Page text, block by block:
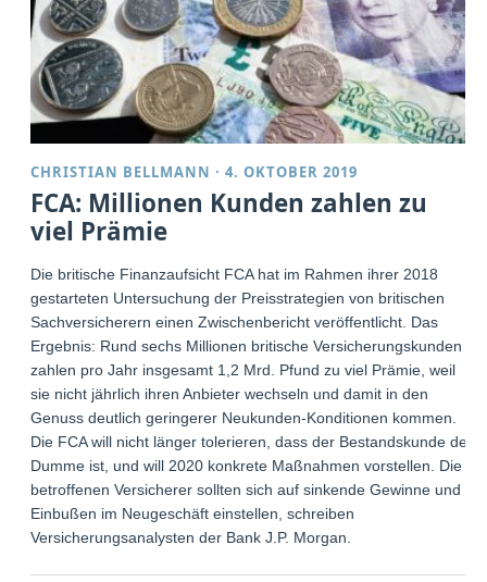
CHRISTIAN BELLMANN ·4. OKTOBER 2019
FCA: Millionen Kunden zahlen zu
viel Prämie
Die britische Finanzaufsicht FCA hat im Rahmen ihrer 2018
gestarteten Untersuchung der Preisstrategien von britischen
Sachversicherern einen Zwischenbericht veröffentlicht. Das
Ergebnis: Rund sechs Millionen britische Versicherungskunden
zahlen pro Jahr insgesamt 1,2 Mrd. Pfund zu viel Prämie, weil
sie nicht jährlich ihren Anbieter wechseln und damit in den
Genuss deutlich geringerer Neukunden-Konditionen kommen.
Die FCA will nicht länger tolerieren, dass der Bestandskunde der
Dumme ist, und will 2020 konkrete Maßnahmen vorstellen. Die
betroffenen Versicherer sollten sich auf sinkende Gewinne und
Einbußen im Neugeschäft einstellen, schreiben
Versicherungsanalysten der Bank J.P. Morgan.